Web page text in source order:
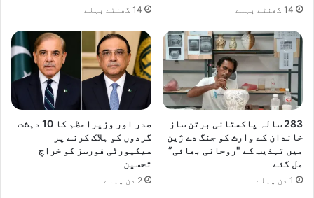
14 گھنٹے پہلے 14 گھنٹے پہلے
283 سالہ پاکستانی برتن ساز
خاندان کے وارث کو جنگ دے ژین
میں تہذیب کے "روحانی بھائی”
مل گئے
1 دن پہلے
صدر اور وزیراعظم کا 10 دہشت
گردوں کو ہلاک کرنے پر
سیکیورٹی فورسز کو خراجِ
تحسین
2 دن پہلے